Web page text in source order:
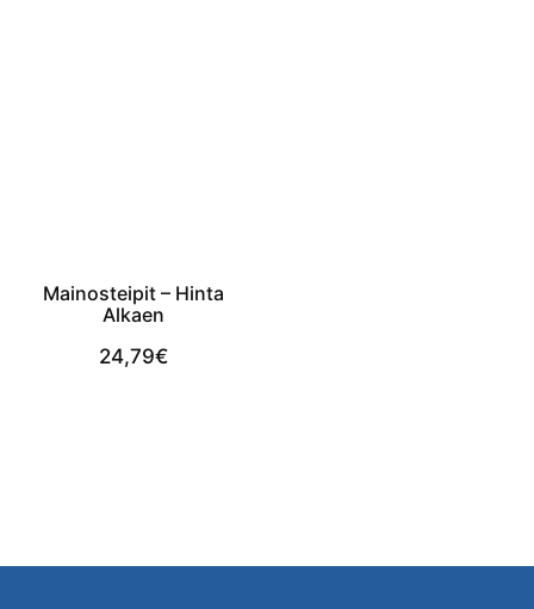
Mainosteipit – Hinta
Alkaen
24,79€